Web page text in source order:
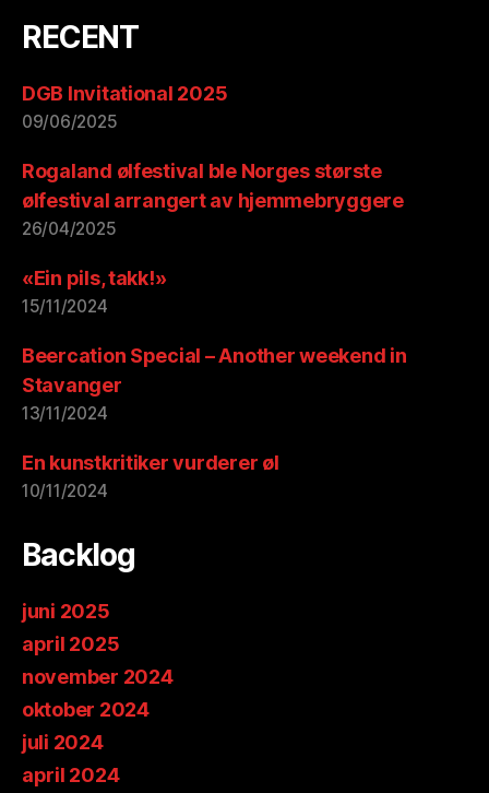
RECENT
DGB Invitational 2025
09/06/2025
Rogaland ølfestival ble Norges største
ølfestival arrangert av hjemmebryggere
26/04/2025
«Ein pils, takk!»
15/11/2024
Beercation Special – Another weekend in
Stavanger
13/11/2024
En kunstkritiker vurderer øl
10/11/2024
Backlog
juni 2025
april 2025
november 2024
oktober 2024
juli 2024
april 2024